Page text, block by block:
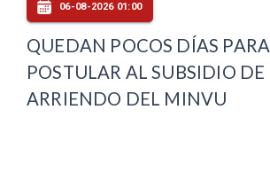
06-08-2026 01:00
QUEDAN POCOS DÍAS PARA
POSTULAR AL SUBSIDIO DE
ARRIENDO DEL MINVU